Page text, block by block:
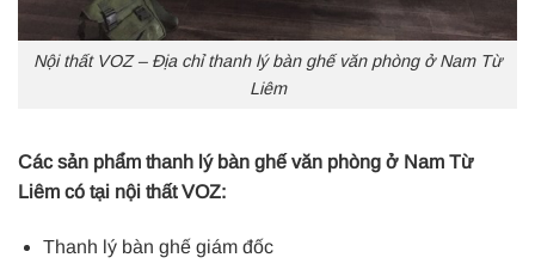
Nội thất VOZ – Địa chỉ thanh lý bàn ghế văn phòng ở Nam Từ
Liêm
Các sản phẩm thanh lý bàn ghế văn phòng ở Nam Từ
Liêm có tại nội thất VOZ:
Thanh lý bàn ghế giám đốc